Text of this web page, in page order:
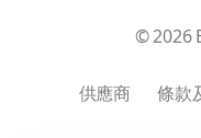
© 2026
供應商 條款